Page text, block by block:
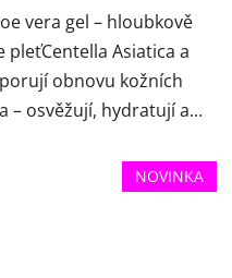
vera gel – hloubkově
Asiatica a
obnovu kožních
– osvěžují, hydratují a...
NOVINKA